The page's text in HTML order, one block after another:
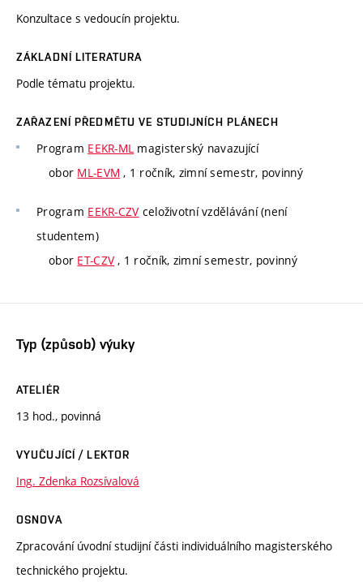
Konzultace s vedoucín projektu.
ZÁKLADNÍ LITERATURA
Podle tématu projektu.
ZAŘAZENÍ PŘEDMĚTU VE STUDIJNÍCH PLÁNECH
Program EEKR-ML magisterský navazující
obor ML-EVM , 1 ročník, zimní semestr, povinný
Program EEKR-CZV celoživotní vzdělávání (není
studentem)
obor ET-CZV , 1 ročník, zimní semestr, povinný
Typ (způsob) výuky
ATELIÉR
13 hod., povinná
VYUČUJÍCÍ / LEKTOR
Ing. Zdenka Rozsívalová
OSNOVA
Zpracování úvodní studijní části individuálního magisterského
technického projektu.